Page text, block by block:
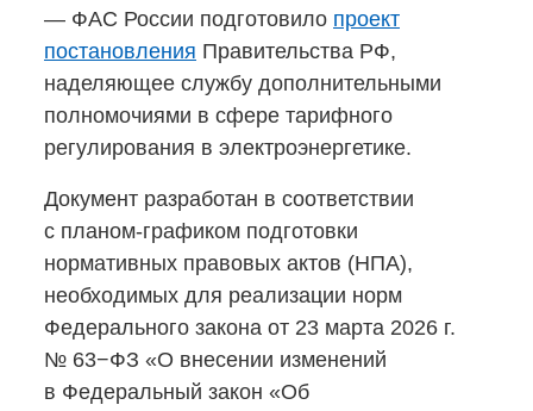
— ФАС России подготовило проект
постановления Правительства РФ,
наделяющее службу дополнительными
полномочиями в сфере тарифного
регулирования в электроэнергетике.
Документ разработан в соответствии
с планом-графиком подготовки
нормативных правовых актов (НПА),
необходимых для реализации норм
Федерального закона от 23 марта 2026 г.
№ 63−ФЗ «О внесении изменений
в Федеральный закон «Об